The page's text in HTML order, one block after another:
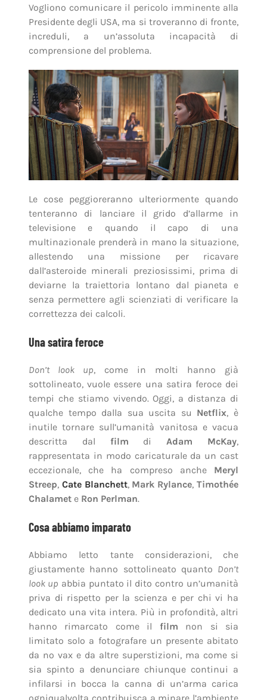
Vogliono comunicare il pericolo imminente alla
Presidente degli USA, ma si troveranno di fronte,
increduli, a un’assoluta incapacità di
comprensione del problema.
Le cose peggioreranno ulteriormente quando
tenteranno di lanciare il grido d’allarme in
televisione e quando il capo di una
multinazionale prenderà in mano la situazione,
allestendo una missione per ricavare
dall’asteroide minerali preziosissimi, prima di
deviarne la traiettoria lontano dal pianeta e
senza permettere agli scienziati di verificare la
correttezza dei calcoli.
Una satira feroce
Don’t look up, come in molti hanno già
sottolineato, vuole essere una satira feroce dei
tempi che stiamo vivendo. Oggi, a distanza di
qualche tempo dalla sua uscita su Netflix, è
inutile tornare sull’umanità vanitosa e vacua
descritta dal film diAdam McKay,
rappresentata in modo caricaturale da un cast
eccezionale, che ha compreso anche Meryl
Streep, Cate Blanchett, Mark Rylance,Timothée
Chalamete Ron Perlman.
Cosa abbiamo imparato
Abbiamo letto tante considerazioni, che
giustamente hanno sottolineato quanto Don’t
look up abbia puntato il dito contro un’umanità
priva di rispetto per la scienza e per chi vi ha
dedicato una vita intera. Più in profondità, altri
hanno rimarcato come il film non si sia
limitato solo a fotografare un presente abitato
da no vax e da altre superstizioni, ma come si
sia spinto a denunciare chiunque continui a
infilarsi in bocca la canna di un’arma carica